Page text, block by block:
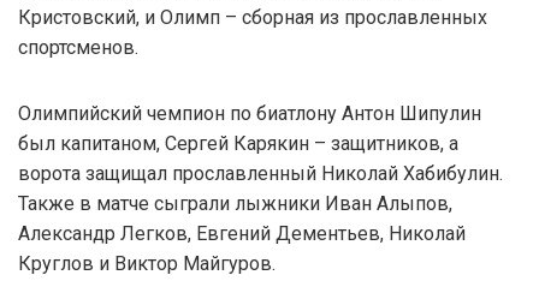
Кристовский, и Олимп – сборная из прославленных
спортсменов.
Олимпийский чемпион по биатлону Антон Шипулин
был капитаном, Сергей Карякин – защитников, а
ворота защищал прославленный Николай Хабибулин.
Также в матче сыграли лыжники Иван Алыпов,
Александр Легков, Евгений Дементьев, Николай
Круглов и Виктор Майгуров.